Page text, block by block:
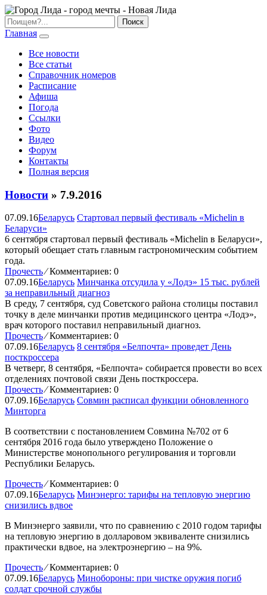
Главная
Все новости
Все статьи
Справочник номеров
Расписание
Афиша
Погода
Ссылки
Фото
Видео
Форум
Контакты
Полная версия
Новости » 7.9.2016
07.09.16Беларусь Стартовал первый фестиваль «Michelin в
Беларуси»
6 сентября стартовал первый фестиваль «Michelin в Беларуси»,
который обещает стать главным гастрономическим событием
года.
Прочесть ⁄Комментариев: 0
07.09.16Беларусь Минчанка отсудила у «Лодэ» 15 тыс. рублей
за неправильный диагноз
В среду, 7 сентября, суд Советского района столицы поставил
точку в деле минчанки против медицинского центра «Лодэ»,
врач которого поставил неправильный диагноз.
Прочесть ⁄Комментариев: 0
07.09.16Беларусь 8 сентября «Белпочта» проведет День
посткроссера
В четверг, 8 сентября, «Белпочта» собирается провести во всех
отделениях почтовой связи День посткроссера.
Прочесть ⁄Комментариев: 0
07.09.16Беларусь Совмин расписал функции обновленного
Минторга
В соответствии с постановлением Совмина №702 от 6
сентября 2016 года было утверждено Положение о
Министерстве монопольного регулирования и торговли
Республики Беларусь.
Прочесть ⁄Комментариев: 0
07.09.16Беларусь Минэнерго: тарифы на тепловую энергию
снизились вдвое
В Минэнерго заявили, что по сравнению с 2010 годом тарифы
на тепловую энергию в долларовом эквиваленте снизились
практически вдвое, на электроэнергию – на 9%.
Прочесть ⁄Комментариев: 0
07.09.16Беларусь Минобороны: при чистке оружия погиб
солдат срочной службы